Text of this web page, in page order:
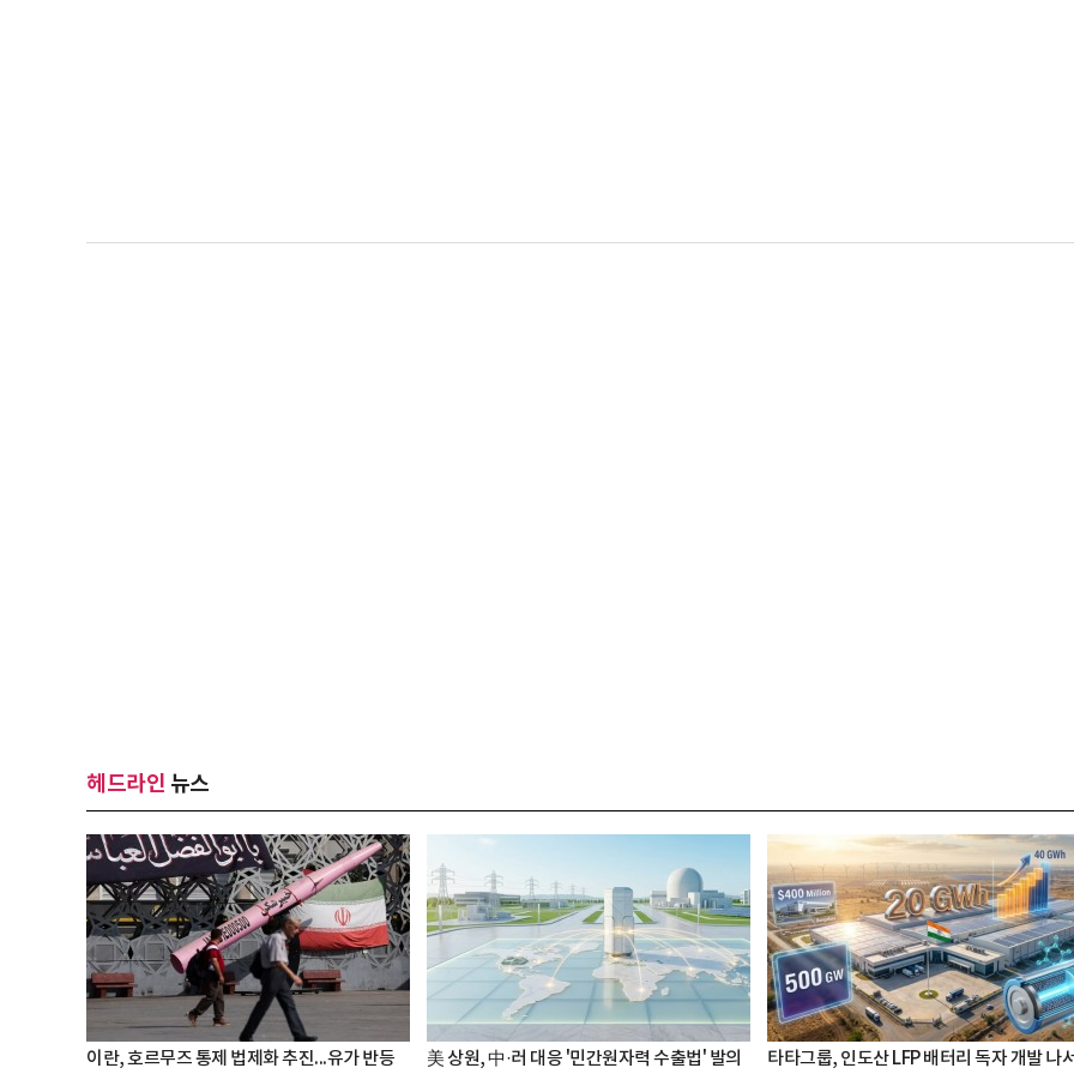
헤드라인 뉴스
이란, 호르무즈 통제 법제화 추진...유가 반등 美 상원, 中·러 대응 '민간원자력 수출법' 발의 타타그룹, 인도산 LFP 배터리 독자 개발 나